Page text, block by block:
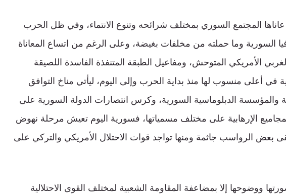
عاناها المجتمع السوري بمختلف شرائحه وتنوع الانتماء، وفي ظل الحرب
السورية وما حملته من مخلفات بغيضة، وعلى الرغم من اتساع المعاناة
الأمريكي المتوحش، ومفاعيل الطبقة المتنفذة الفاسدة اللصيقة
في أعلى منسوب لها منذ بداية الحرب وإلى اليوم، ليأتي مناخ التوافق
والمؤسسة الدبلوماسية السورية، وكرس انتصارات الدولة السورية على
الإرهابية على مختلف مسمياتها، فسورية اليوم تعيش مرحلة نهوض
الرواسب جاثمة ومنها تواجد قوات الاحتلال الأمريكي والتركي على
ووضوحها إلا بمضاعفة المقاومة الشعبية لمختلف القوى الاحتلالية